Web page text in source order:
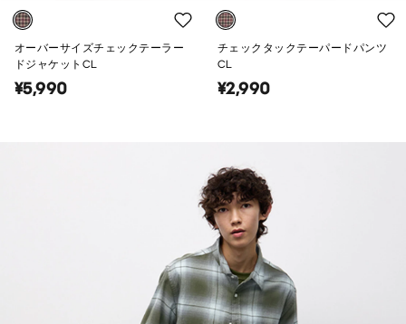
オーバーサイズチェックテーラー
ドジャケットCL
¥5,990
チェックタックテーパードパンツ
CL
¥2,990